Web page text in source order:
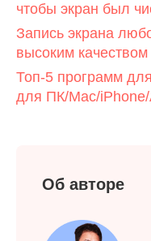
чтобы экран был
Запись экрана
высоким качеством
Топ-5 программ
для ПК/Mac/iPhone/
Об авторе